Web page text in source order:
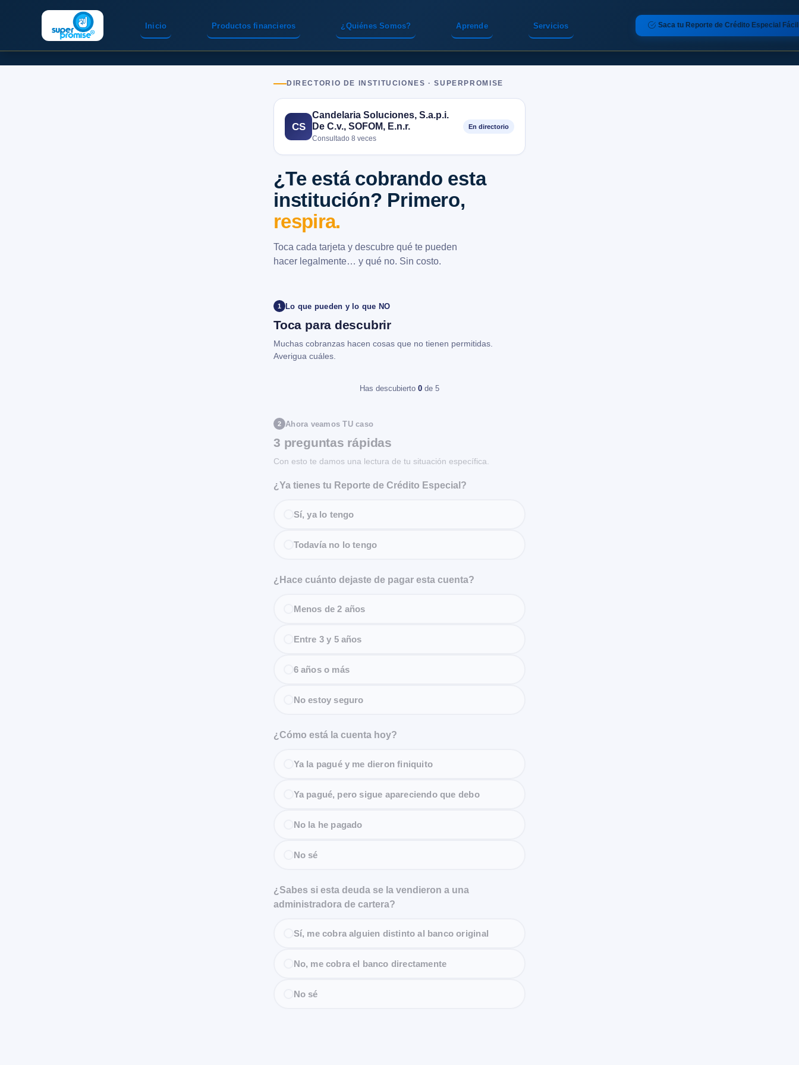
Inicio Servicios
Productos financieros ¿Quiénes Somos? Aprende Saca tu Reporte de Crédito Especial Fácil
DIRECTORIO DE INSTITUCIONES · SUPERPROMISE
CS
Candelaria Soluciones, S.a.p.i.
De C.v., SOFOM, E.n.r.
Consultado 8 veces
En directorio
¿Te está cobrando esta
institución? Primero,
respira.
Toca cada tarjeta y descubre qué te pueden
hacer legalmente… y qué no. Sin costo.
1 Lo que pueden y lo que NO
Toca para descubrir
Muchas cobranzas hacen cosas que no tienen permitidas.
Averigua cuáles.
Has descubierto 0 de 5
2 Ahora veamos TU caso
3 preguntas rápidas
Con esto te damos una lectura de tu situación específica.
¿Ya tienes tu Reporte de Crédito Especial?
Sí, ya lo tengo
Todavía no lo tengo
¿Hace cuánto dejaste de pagar esta cuenta?
Menos de 2 años
Entre 3 y 5 años
6 años o más
No estoy seguro
¿Cómo está la cuenta hoy?
Ya la pagué y me dieron finiquito
Ya pagué, pero sigue apareciendo que debo
No la he pagado
No sé
¿Sabes si esta deuda se la vendieron a una
administradora de cartera?
Sí, me cobra alguien distinto al banco original
No, me cobra el banco directamente
No sé